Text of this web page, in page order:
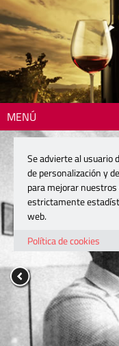
MENÚ
Se advierte al usuario
de personalización y
para mejorar
estrictamente
web.
Política de cookies